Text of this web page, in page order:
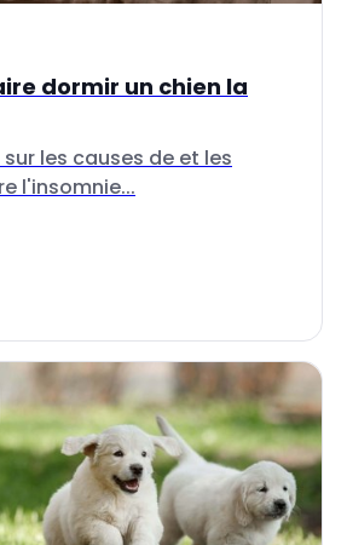
dormir un chien la
les causes de et les
l'insomnie...